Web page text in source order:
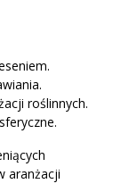
roślinnych.
aranżacji